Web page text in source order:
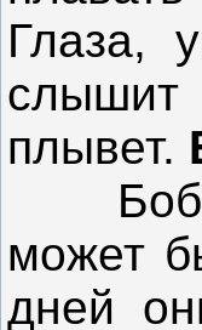
Глаза,
слышит
плывет.
может
дней